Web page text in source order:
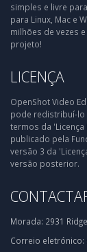
simples e livre
para Linux, Mac e
milhões de vezes
projeto!
LICENÇA
OpenShot Video
pode redistribuí-
termos da 'Licença
publicado pela
versão 3 da
versão posterior.
Morada: 2931
Correio eletrónico: